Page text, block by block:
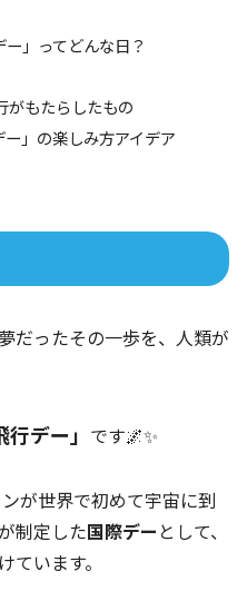
」ってどんな日？
がもたらしたもの
」の楽しみ方アイデア
だったその一歩を、人類が
デー」 です🌌✨
が世界で初めて宇宙に到
制定した国際デー として、
います。